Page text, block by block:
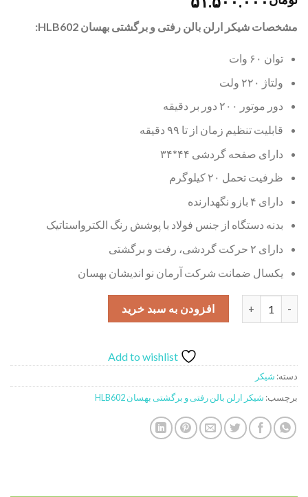
مشخصات شیکر ارلن بالن رفتی و برگشتی بهسان HLB602:
توان ۶۰ وات
ولتاژ ۲۲۰ ولت
دور موتور ۲۰۰ دور بر دقیقه
قابلیت تنظیم زمان از تا ۹۹ دقیقه
دارای صفحه گردشی ۴۴*۳۴
ظرفیت تحمل ۲۰ کیلوگرم
دارای ۴ بازو نگهدارنده
بدنه دستگاه از جنس فولاد با پوشش رنگ الکترواستاتیک
دارای ۲ حرکت گردشی، رفت و برگشتی
یکسال ضمانت شرکت آرمان نو اندیشان بهسان
شیکر ارلن بالن رفتی و برگشتی فول دیجیتال بهسان مدل HLB602 عدد
افزودن به سبد خرید
Add to wishlist
دسته: شیکر
برچسب: شیکر ارلن بالن رفتی و برگشتی بهسان HLB602